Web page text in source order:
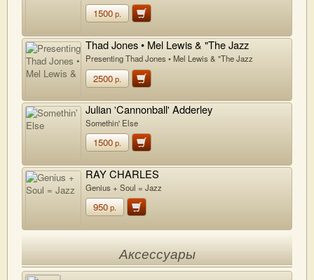
1500р.
Thad Jones • Mel Lewis & "The Jazz
Orchestra"
Presenting Thad Jones • Mel Lewis & "The Jazz
Orchestra"
2500р.
Julian 'Cannonball' Adderley
Somethin' Else
1500р.
RAY CHARLES
Genius + Soul = Jazz
950р.
Аксессуары